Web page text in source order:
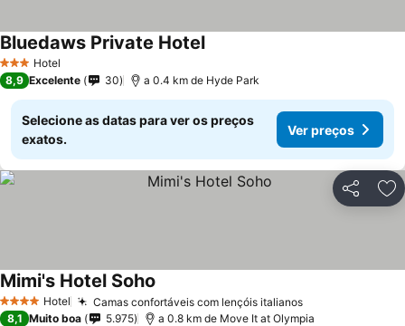
3 EstrelasHotel
Bluedaws Private Hotel
8,9 Excelente 30 a 0.4 km de Hyde Park
Selecione as datas para ver os preços
exatos.
Ver preços
Partilhar
4 EstrelasHotel Camas confortáveis com lençóis italianos
Mimi's Hotel Soho
8,1 Muito boa 5.975 a 0.8 km de Move It at Olympia